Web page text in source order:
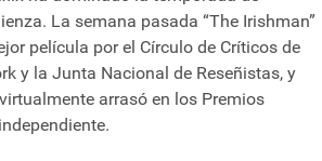
La semana pasada “The Irishman”
película por el Círculo de Críticos de
y la Junta Nacional de Reseñistas, y
arrasó en los Premios